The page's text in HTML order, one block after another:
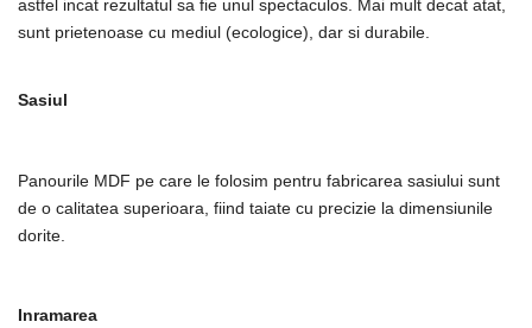
astfel incat rezultatul sa fie unul spectaculos. Mai mult decat atat,
sunt prietenoase cu mediul (ecologice), dar si durabile.
Sasiul
Panourile MDF pe care le folosim pentru fabricarea sasiului sunt
de o calitatea superioara, fiind taiate cu precizie la dimensiunile
dorite.
Inramarea